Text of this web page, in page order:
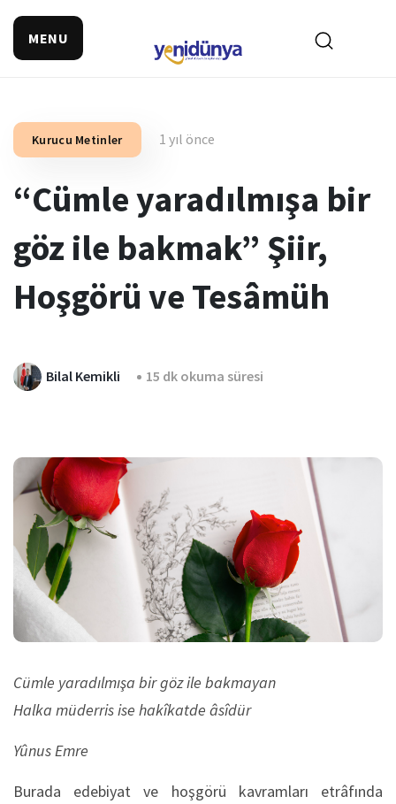
MENU
Kurucu Metinler 1 yıl önce
“Cümle yaradılmışa bir
göz ile bakmak” Şiir,
Hoşgörü ve Tesâmüh
Bilal Kemikli 15 dk okuma süresi
Cümle yaradılmışa bir göz ile bakmayan
Halka müderris ise hakîkatde âsîdür
Yûnus Emre
Burada edebiyat ve hoşgörü kavramları etrâfında